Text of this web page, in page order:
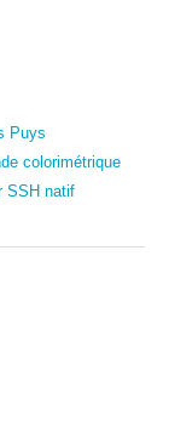
Puys
colorimétrique
SSH natif